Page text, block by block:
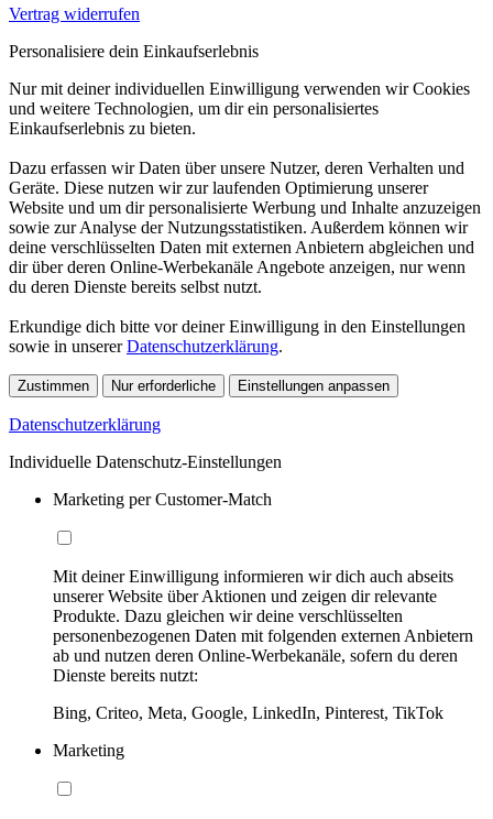
Vertrag widerrufen
Personalisiere dein Einkaufserlebnis
Nur mit deiner individuellen Einwilligung verwenden wir Cookies
und weitere Technologien, um dir ein personalisiertes
Einkaufserlebnis zu bieten.
Dazu erfassen wir Daten über unsere Nutzer, deren Verhalten und
Geräte. Diese nutzen wir zur laufenden Optimierung unserer
Website und um dir personalisierte Werbung und Inhalte anzuzeigen
sowie zur Analyse der Nutzungsstatistiken. Außerdem können wir
deine verschlüsselten Daten mit externen Anbietern abgleichen und
dir über deren Online-Werbekanäle Angebote anzeigen, nur wenn
du deren Dienste bereits selbst nutzt.
Erkundige dich bitte vor deiner Einwilligung in den Einstellungen
sowie in unsererDatenschutzerklärung.
Zustimmen Nur erforderliche Einstellungen anpassen
Datenschutzerklärung
Individuelle Datenschutz-Einstellungen
Marketing per Customer-Match
Mit deiner Einwilligung informieren wir dich auch abseits
unserer Website über Aktionen und zeigen dir relevante
Produkte. Dazu gleichen wir deine verschlüsselten
personenbezogenen Daten mit folgenden externen Anbietern
ab und nutzen deren Online-Werbekanäle, sofern du deren
Dienste bereits nutzt:
Bing, Criteo, Meta, Google, LinkedIn, Pinterest, TikTok
Marketing